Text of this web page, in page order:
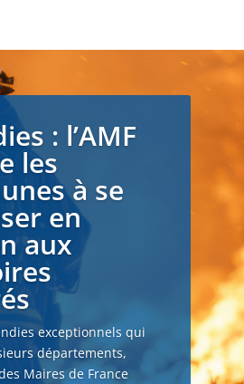
: l’AMF
les
à se
en
aux
exceptionnels qui
départements,
Maires de France